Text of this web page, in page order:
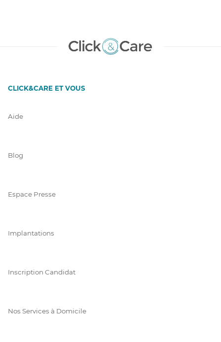
CLICK&CARE ET VOUS
Aide
Blog
Espace Presse
Implantations
Inscription Candidat
Nos Services à Domicile